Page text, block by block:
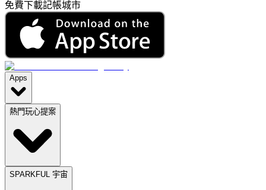
免費下載記帳城市
Apps
熱門玩心提案
SPARKFUL 宇宙